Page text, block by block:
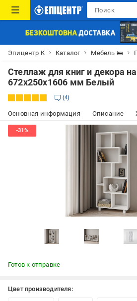
Эпицентр К Каталог Мебель 🛌
Стеллаж для книг и декора
672х250х1606 мм Белый
4
Основная информация Описание
Готов к отправке
Цвет производителя: